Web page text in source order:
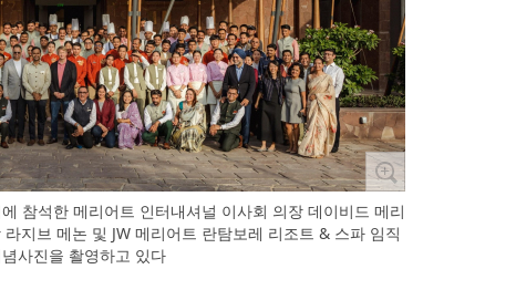
참석한 메리어트 인터내셔널 이사회 의장 데이비드 메리
지브 메논 및 JW 메리어트 란탐보레 리조트 & 스파 임직
사진을 촬영하고 있다